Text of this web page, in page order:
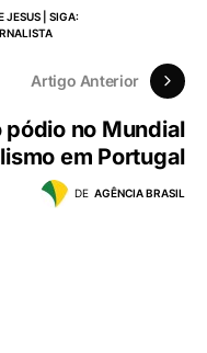
JESUS | SIGA:
Artigo Anterior
pódio no Mundial
em Portugal
DE AGÊNCIA BRASIL